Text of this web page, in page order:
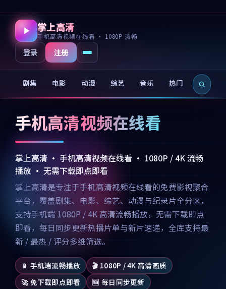
掌上高清
手机高清视频在线看 · 1080P 流畅
登录 注册
剧集 电影 动漫 综艺 音乐 热门 新片
手机高清视频在线看
掌上高清 · 手机高清视频在线看 · 1080P / 4K 流畅
播放 · 无需下载即点即看
掌上高清是专注于手机高清视频在线看的免费影视聚合
平台，覆盖剧集、电影、综艺、动漫与纪录片全分区，
支持手机端 1080P / 4K 高清流畅播放，无需下载即点
即看，每日同步更新热播片单与新片速递，全库支持最
新 / 最热 / 评分多维筛选。
📱 手机端流畅播放
🎬 1080P / 4K 高清画质
🚀 免下载即点即看
🆕 每日同步更新